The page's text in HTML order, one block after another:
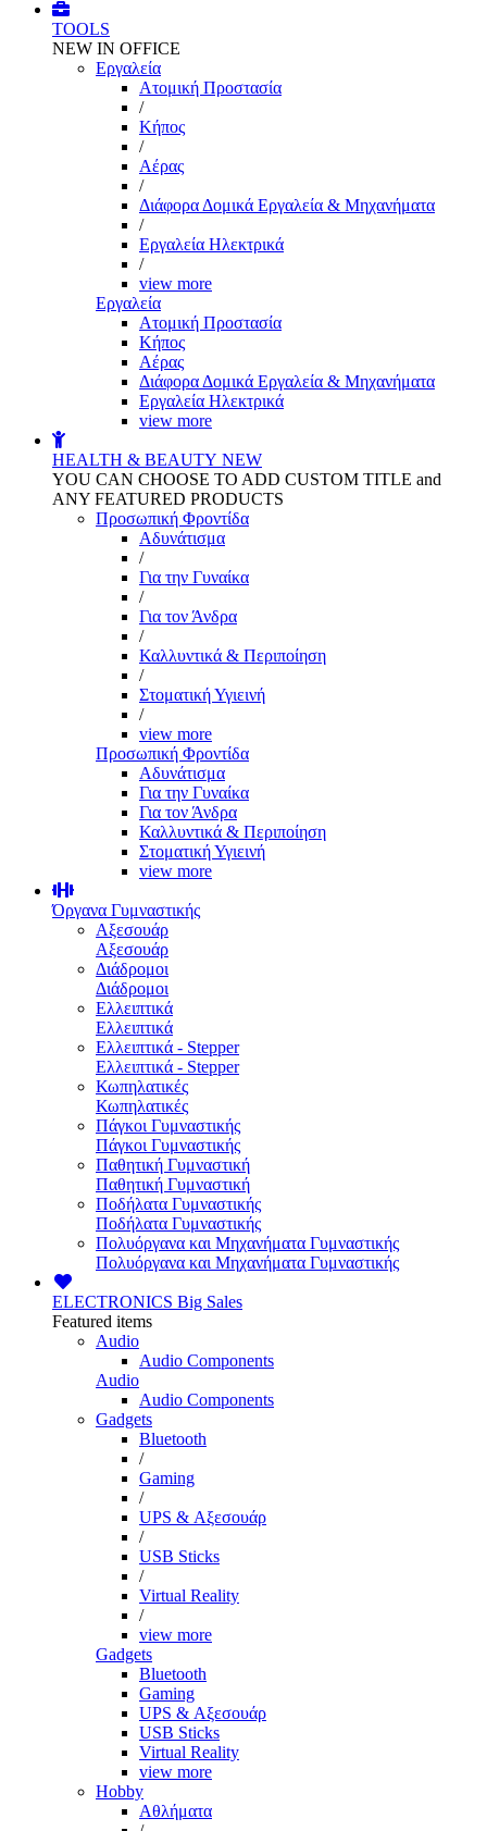
TOOLS
NEW IN OFFICE
Εργαλεία
Aτομική Προστασία
/
Kήπος
/
Αέρας
/
Διάφορα Δομικά Εργαλεία & Μηχανήματα
/
Εργαλεία Ηλεκτρικά
/
view more
Εργαλεία
Aτομική Προστασία
Kήπος
Αέρας
Διάφορα Δομικά Εργαλεία & Μηχανήματα
Εργαλεία Ηλεκτρικά
view more
HEALTH & BEAUTY NEW
YOU CAN CHOOSE TO ADD CUSTOM TITLE and
ANY FEATURED PRODUCTS
Προσωπική Φροντίδα
Αδυνάτισμα
/
Για την Γυναίκα
/
Για τον Άνδρα
/
Καλλυντικά & Περιποίηση
/
Στοματική Υγιεινή
/
view more
Προσωπική Φροντίδα
Αδυνάτισμα
Για την Γυναίκα
Για τον Άνδρα
Καλλυντικά & Περιποίηση
Στοματική Υγιεινή
view more
Όργανα Γυμναστικής
Αξεσουάρ
Αξεσουάρ
Διάδρομοι
Διάδρομοι
Ελλειπτικά
Ελλειπτικά
Ελλειπτικά - Stepper
Ελλειπτικά - Stepper
Κωπηλατικές
Κωπηλατικές
Πάγκοι Γυμναστικής
Πάγκοι Γυμναστικής
Παθητική Γυμναστική
Παθητική Γυμναστική
Ποδήλατα Γυμναστικής
Ποδήλατα Γυμναστικής
Πολυόργανα και Μηχανήματα Γυμναστικής
Πολυόργανα και Μηχανήματα Γυμναστικής
ELECTRONICS Big Sales
Featured items
Audio
Audio Components
Audio
Audio Components
Gadgets
Bluetooth
/
Gaming
/
UPS & Αξεσουάρ
/
USB Sticks
/
Virtual Reality
/
view more
Gadgets
Bluetooth
Gaming
UPS & Αξεσουάρ
USB Sticks
Virtual Reality
view more
Hobby
Αθλήματα